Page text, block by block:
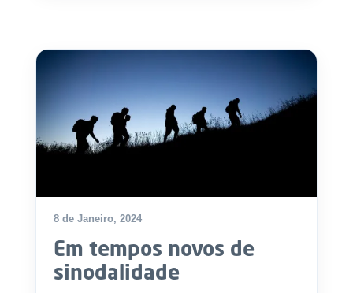
8 de Janeiro, 2024
Em tempos novos de
sinodalidade